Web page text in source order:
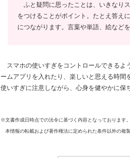
ふと疑問に思ったことは、いきなり
をつけることがポイント。たとえ答え
につながります。言葉や単語、絵など
スマホの使いすぎをコントロールできるよ
ームアプリを入れたり、楽しいと思える時
使いすぎに注意しながら、心身を健やかに保
※文書作成日時点での法令に基づく内容となっております
本情報の転載および著作権法に定められた条件以外の複